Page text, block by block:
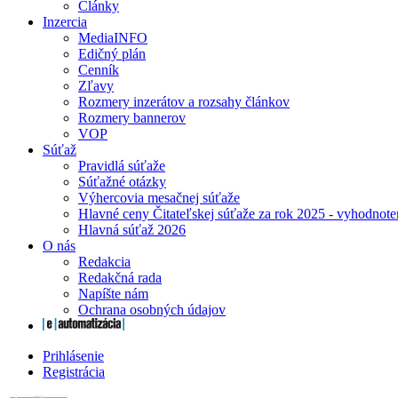
Články
Inzercia
MediaINFO
Edičný plán
Cenník
Zľavy
Rozmery inzerátov a rozsahy článkov
Rozmery bannerov
VOP
Súťaž
Pravidlá súťaže
Súťažné otázky
Výhercovia mesačnej súťaže
Hlavné ceny Čitateľskej súťaže za rok 2025 -
Hlavná súťaž 2026
O nás
Redakcia
Redakčná rada
Napíšte nám
Ochrana osobných údajov
Prihlásenie
Registrácia